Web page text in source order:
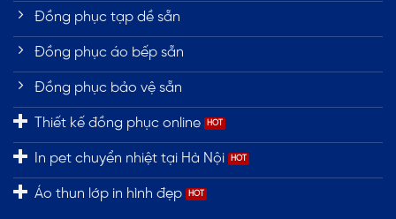
Đồng phục tạp dề sẵn
Đồng phục áo bếp sẵn
Đồng phục bảo vệ sẵn
Thiết kế đồng phục online
In pet chuyển nhiệt tại Hà Nội
Áo thun lớp in hình đẹp